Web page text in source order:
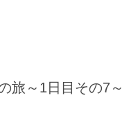
旅～1日目その7～